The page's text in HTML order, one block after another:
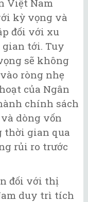
Việt Nam
kỳ vọng và
đối với xu
tới. Tuy
sẽ không
ròng nhẹ
của Ngân
chính sách
dòng vốn
thời gian qua
rủi ro trước
đối với thị
duy trì tích